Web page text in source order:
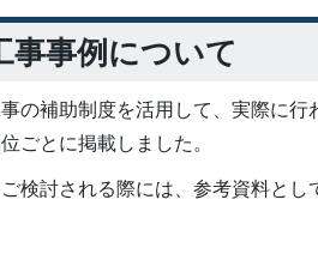
事事例について
の補助制度を活用して、実際に行
ごとに掲載しました。
検討される際には、参考資料とし